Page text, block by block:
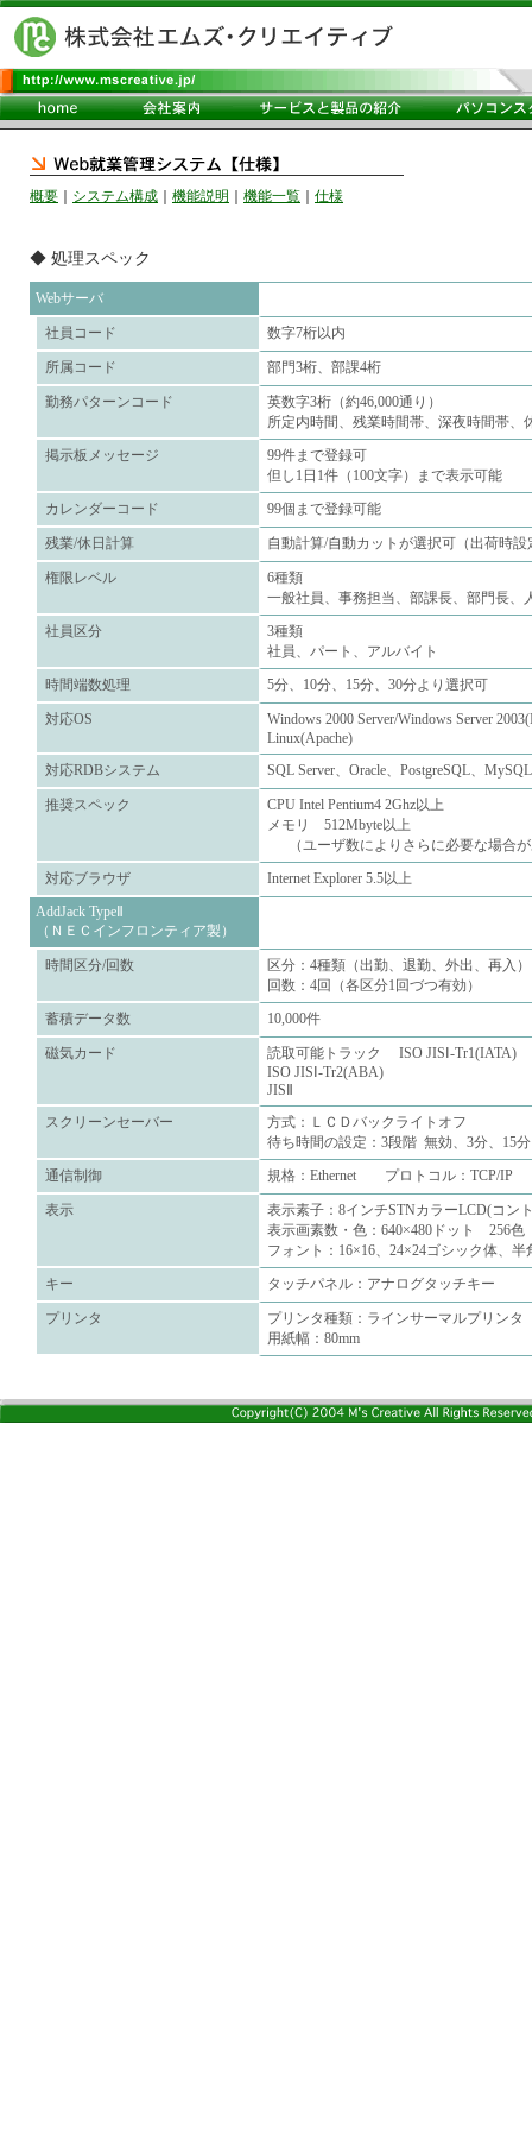
概要 システム構成 機能説明 機能一覧 仕様
◆ 処理スペック
Webサーバ
社員コード 数字7桁以内
所属コード 部門3桁、部課4桁
勤務パターンコード
英数字3桁（約46,000通り）
所定内時間、残業時間帯、深夜時間帯、
掲示板メッセージ
99件まで登録可
但し1日1件（100文字）まで表示可能
カレンダーコード
99個まで登録可能
残業/休日計算 自動計算/自動カットが選択可（出荷時設
権限レベル
6種類
一般社員、事務担当、部課長、部門長、
社員区分
3種類
社員、パート、アルバイト
時間端数処理
5分、10分、15分、30分より選択可
対応OS
Windows 2000 Server/Windows Server
Linux(Apache)
対応RDBシステム
SQL Server、Oracle、PostgreSQL、MySQL
推奨スペック
CPU Intel Pentium4 2Ghz以上
メモリ 512Mbyte以上
（ユーザ数によりさらに必要な場合が
対応ブラウザ
Internet Explorer 5.5以上
AddJack TypeⅡ
（ＮＥＣインフロンティア製）
時間区分/回数
区分：4種類（出勤、退勤、外出、再入）
回数：4回（各区分1回づつ有効）
蓄積データ数
10,000件
磁気カード
読取可能トラック ISO JISⅠ-Tr1(IATA)
ISO JISⅠ-Tr2(ABA)
JISⅡ
スクリーンセーバー
方式：ＬＣＤバックライトオフ
待ち時間の設定：3段階 無効、3分、15
通信制御
規格：Ethernet プロトコル：TCP/IP
表示
表示素子：8インチSTNカラーLCD(コン
表示画素数・色：640×480ドット 256色
フォント：16×16、24×24ゴシック体、
キー
タッチパネル：アナログタッチキー
プリンタ
プリンタ種類：ラインサーマルプリン
用紙幅：80mm